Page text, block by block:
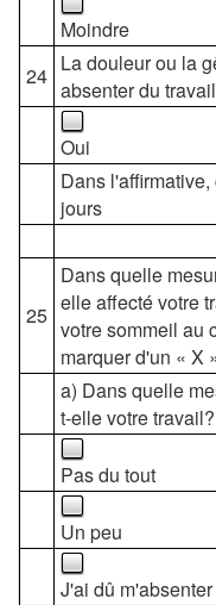
Moindre
24 La douleur ou la
absenter du
Oui
Dans l'affirmative,
jours
25
Dans quelle
elle affecté votre
votre sommeil au
marquer d'un « X
a) Dans quelle
t-elle votre travail?
Pas du tout
Un peu
J'ai dû